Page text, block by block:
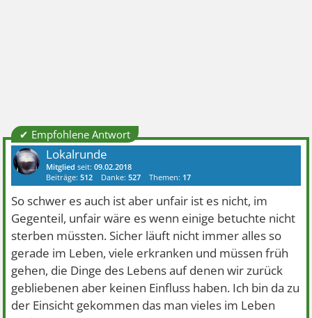
✔ Empfohlene Antwort
Lokalrunde
Mitglied seit:09.02.2018
Beiträge:512 Danke:527 Themen: 17
So schwer es auch ist aber unfair ist es nicht, im
Gegenteil, unfair wäre es wenn einige betuchte nicht
sterben müssten. Sicher läuft nicht immer alles so
gerade im Leben, viele erkranken und müssen früh
gehen, die Dinge des Lebens auf denen wir zurück
gebliebenen aber keinen Einfluss haben. Ich bin da zu
der Einsicht gekommen das man vieles im Leben